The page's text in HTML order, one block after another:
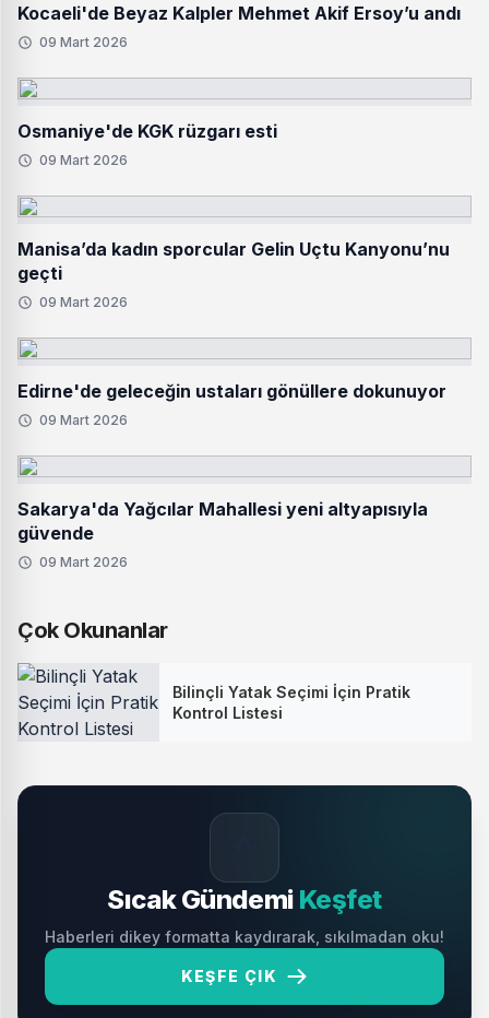
Kocaeli'de Beyaz Kalpler Mehmet Akif Ersoy’u andı
09 Mart 2026
Osmaniye'de KGK rüzgarı esti
09 Mart 2026
Manisa’da kadın sporcular Gelin Uçtu Kanyonu’nu
geçti
09 Mart 2026
Edirne'de geleceğin ustaları gönüllere dokunuyor
09 Mart 2026
Sakarya'da Yağcılar Mahallesi yeni altyapısıyla
güvende
09 Mart 2026
Çok Okunanlar
Bilinçli Yatak Seçimi İçin Pratik
Kontrol Listesi
Sıcak Gündemi Keşfet
Haberleri dikey formatta kaydırarak, sıkılmadan oku!
KEŞFE ÇIK